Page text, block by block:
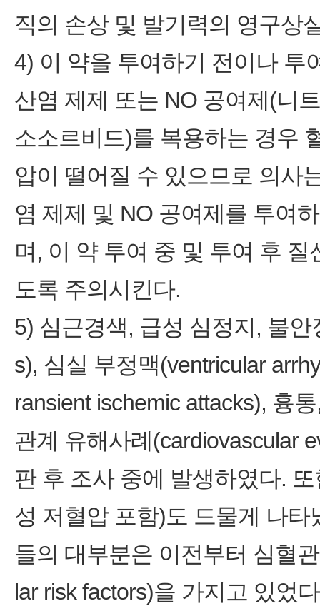
직의 손상 및 발기력의 영구상
4) 이 약을 투여하기 전이나 투
산염 제제 또는 NO 공여제(니
소소르비드)를 복용하는 경우
압이 떨어질 수 있으므로 의사
염 제제 및 NO 공여제를 투여
며, 이 약 투여 중 및 투여 후
도록 주의시킨다.
5) 심근경색, 급성 심정지, 불
s), 심실 부정맥(ventricular
ransient ischemic attacks), 흉
관계 유해사례(cardiovascular
판 후 조사 중에 발생하였다.
성 저혈압 포함)도 드물게 나
들의 대부분은 이전부터 심혈
lar risk factors)을 가지고 있었